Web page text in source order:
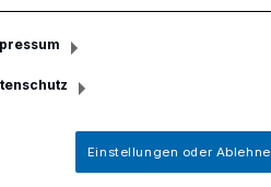
ist da und schon
Schlaf und strömen auf
nachzugehen.
Einstellungen oder